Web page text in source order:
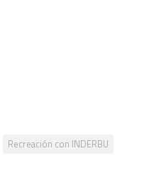
Recreación con INDERBU